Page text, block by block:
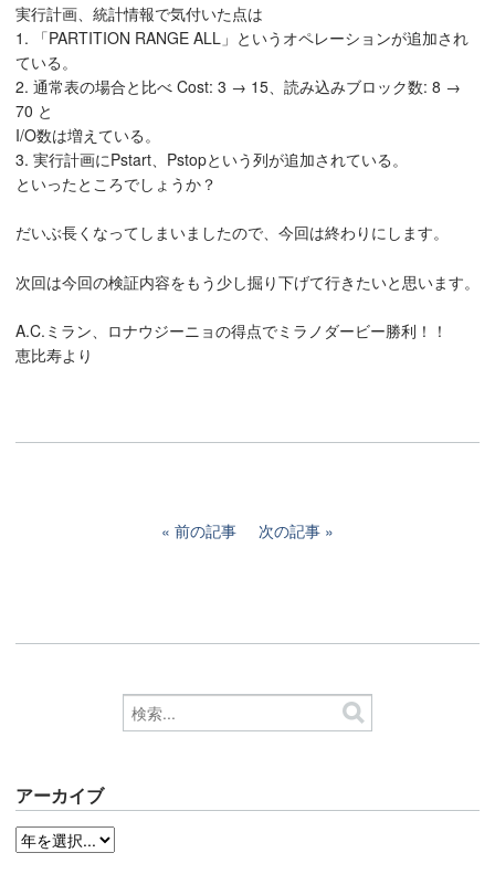
実行計画、統計情報で気付いた点は
1. 「PARTITION RANGE ALL」というオペレーションが追加され
ている。
2. 通常表の場合と比べ Cost: 3 → 15、読み込みブロック数: 8 →
70 と
I/O数は増えている。
3. 実行計画にPstart、Pstopという列が追加されている。
といったところでしょうか？
だいぶ長くなってしまいましたので、今回は終わりにします。
次回は今回の検証内容をもう少し掘り下げて行きたいと思います。
A.C.ミラン、ロナウジーニョの得点でミラノダービー勝利！！
恵比寿より
前の記事 次の記事
アーカイブ